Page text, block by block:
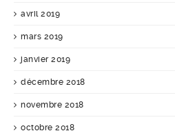
avril 2019
mars 2019
janvier 2019
décembre 2018
novembre 2018
octobre 2018